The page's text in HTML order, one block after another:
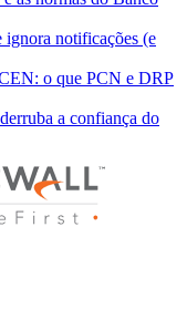
ignora notificações (e
o que PCN e DRP
a confiança do